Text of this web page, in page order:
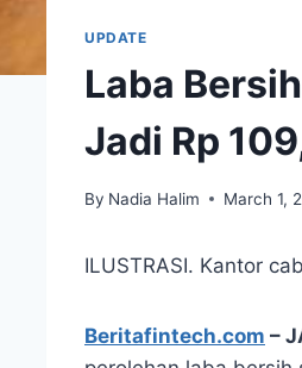
UPDATE
Laba
Jadi Rp
By Nadia Halim March 1,
ILUSTRASI. Kantor
Beritafintech.com –